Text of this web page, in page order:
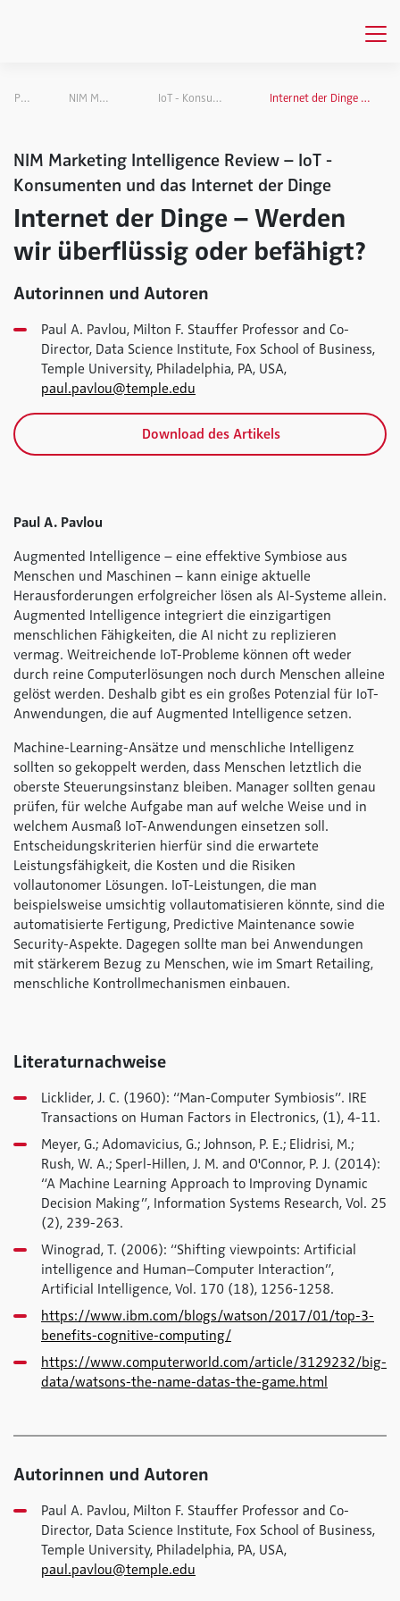
Publikationen NIM Marketing Intelligence Review IoT - Konsumenten und das Internet der Dinge Internet der Dinge – Werden wir überflüssig oder befähigt?
NIM Marketing Intelligence Review – IoT -
Konsumenten und das Internet der Dinge
Internet der Dinge – Werden
wir überflüssig oder befähigt?
Autorinnen und Autoren
Paul A. Pavlou, Milton F. Stauffer Professor and Co-
Director, Data Science Institute, Fox School of Business,
Temple University, Philadelphia, PA, USA,
paul.pavlou@temple.edu
Download des Artikels
Paul A. Pavlou
Augmented Intelligence – eine effektive Symbiose aus
Menschen und Maschinen – kann einige aktuelle
Herausforderungen erfolgreicher lösen als AI-Systeme allein.
Augmented Intelligence integriert die einzigartigen
menschlichen Fähigkeiten, die AI nicht zu replizieren
vermag. Weitreichende IoT-Probleme können oft weder
durch reine Computerlösungen noch durch Menschen alleine
gelöst werden. Deshalb gibt es ein großes Potenzial für IoT-
Anwendungen, die auf Augmented Intelligence setzen.
Machine-Learning-Ansätze und menschliche Intelligenz
sollten so gekoppelt werden, dass Menschen letztlich die
oberste Steuerungsinstanz bleiben. Manager sollten genau
prüfen, für welche Aufgabe man auf welche Weise und in
welchem Ausmaß IoT-Anwendungen einsetzen soll.
Entscheidungskriterien hierfür sind die erwartete
Leistungsfähigkeit, die Kosten und die Risiken
vollautonomer Lösungen. IoT-Leistungen, die man
beispielsweise umsichtig vollautomatisieren könnte, sind die
automatisierte Fertigung, Predictive Maintenance sowie
Security-Aspekte. Dagegen sollte man bei Anwendungen
mit stärkerem Bezug zu Menschen, wie im Smart Retailing,
menschliche Kontrollmechanismen einbauen.
Literaturnachweise
Licklider, J. C. (1960): “Man-Computer Symbiosis”. IRE
Transactions on Human Factors in Electronics, (1), 4-11.
Meyer, G.; Adomavicius, G.; Johnson, P. E.; Elidrisi, M.;
Rush, W. A.; Sperl-Hillen, J. M. and O'Connor, P. J. (2014):
“A Machine Learning Approach to Improving Dynamic
Decision Making”, Information Systems Research, Vol. 25
(2), 239-263.
Winograd, T. (2006): “Shifting viewpoints: Artificial
intelligence and Human–Computer Interaction”,
Artificial Intelligence, Vol. 170 (18), 1256-1258.
https://www.ibm.com/blogs/watson/2017/01/top-3-
benefits-cognitive-computing/
https://www.computerworld.com/article/3129232/big-
data/watsons-the-name-datas-the-game.html
Autorinnen und Autoren
Paul A. Pavlou, Milton F. Stauffer Professor and Co-
Director, Data Science Institute, Fox School of Business,
Temple University, Philadelphia, PA, USA,
paul.pavlou@temple.edu